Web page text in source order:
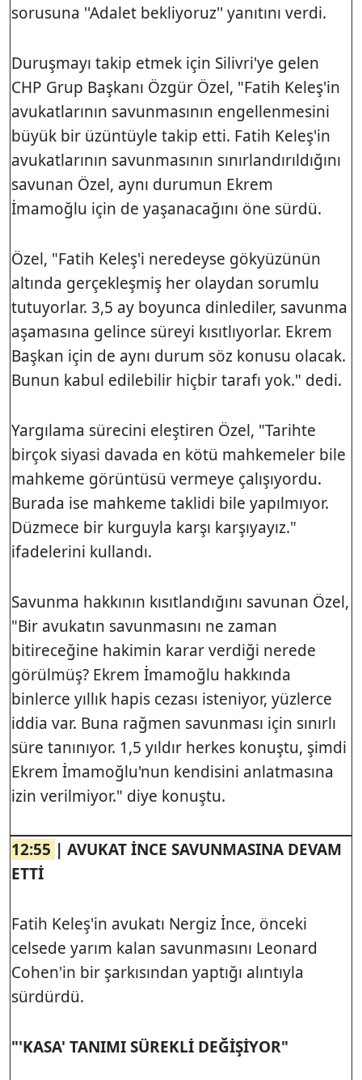
sorusuna ''Adalet bekliyoruz'' yanıtını verdi.
Duruşmayı takip etmek için Silivri'ye gelen
CHP Grup Başkanı Özgür Özel, "Fatih Keleş'in
avukatlarının savunmasının engellenmesini
büyük bir üzüntüyle takip etti. Fatih Keleş'in
avukatlarının savunmasının sınırlandırıldığını
savunan Özel, aynı durumun Ekrem
İmamoğlu için de yaşanacağını öne sürdü.
Özel, "Fatih Keleş'i neredeyse gökyüzünün
altında gerçekleşmiş her olaydan sorumlu
tutuyorlar. 3,5 ay boyunca dinlediler, savunma
aşamasına gelince süreyi kısıtlıyorlar. Ekrem
Başkan için de aynı durum söz konusu olacak.
Bunun kabul edilebilir hiçbir tarafı yok." dedi.
Yargılama sürecini eleştiren Özel, "Tarihte
birçok siyasi davada en kötü mahkemeler bile
mahkeme görüntüsü vermeye çalışıyordu.
Burada ise mahkeme taklidi bile yapılmıyor.
Düzmece bir kurguyla karşı karşıyayız."
ifadelerini kullandı.
Savunma hakkının kısıtlandığını savunan Özel,
"Bir avukatın savunmasını ne zaman
bitireceğine hakimin karar verdiği nerede
görülmüş? Ekrem İmamoğlu hakkında
binlerce yıllık hapis cezası isteniyor, yüzlerce
iddia var. Buna rağmen savunması için sınırlı
süre tanınıyor. 1,5 yıldır herkes konuştu, şimdi
Ekrem İmamoğlu'nun kendisini anlatmasına
izin verilmiyor." diye konuştu.
12:55 | AVUKAT İNCE SAVUNMASINA DEVAM
ETTİ
Fatih Keleş'in avukatı Nergiz İnce, önceki
celsede yarım kalan savunmasını Leonard
Cohen'in bir şarkısından yaptığı alıntıyla
sürdürdü.
"'KASA' TANIMI SÜREKLİ DEĞİŞİYOR"